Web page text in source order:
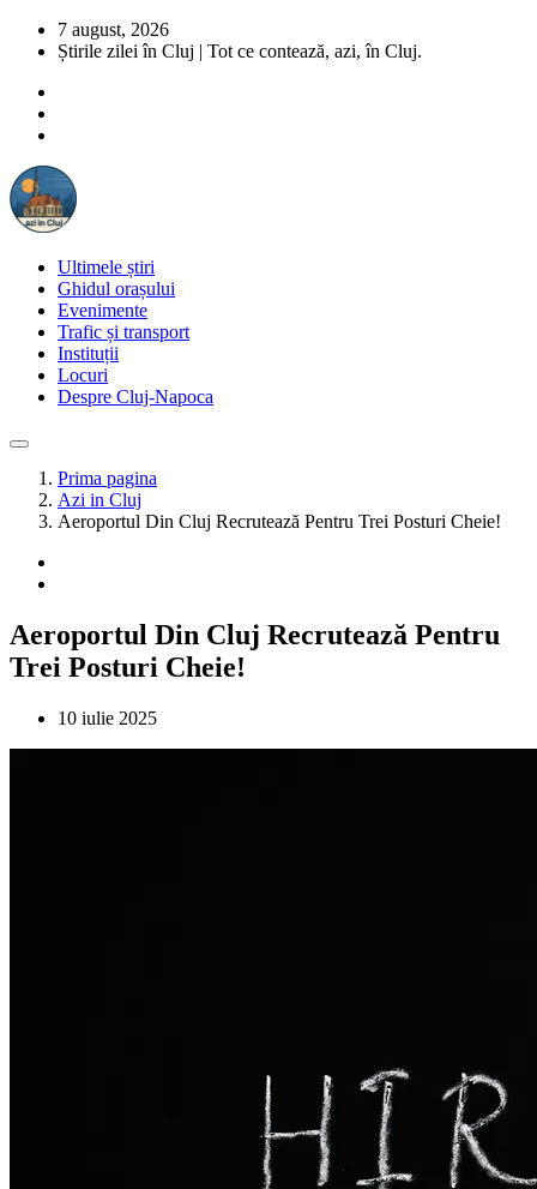
7 august, 2026
Știrile zilei în Cluj | Tot ce contează, azi, în Cluj.
Ultimele știri
Ghidul orașului
Evenimente
Trafic și transport
Instituții
Locuri
Despre Cluj-Napoca
Prima pagina
Azi in Cluj
Aeroportul Din Cluj Recrutează Pentru Trei Posturi Cheie!
Aeroportul Din Cluj Recrutează Pentru
Trei Posturi Cheie!
10 iulie 2025